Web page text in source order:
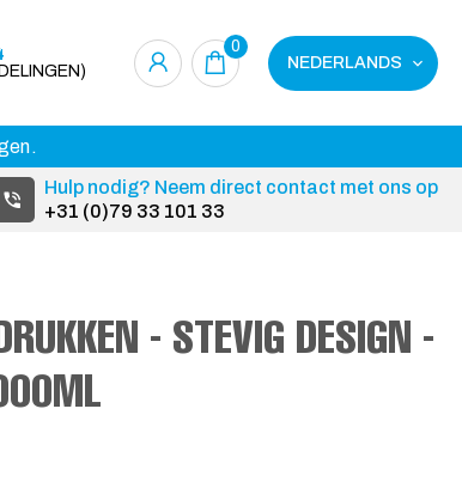
0
NEDERLANDS
Hulp nodig? Neem direct contact met ons op
+31 (0)79 33 101 33
- STEVIG DESIGN -